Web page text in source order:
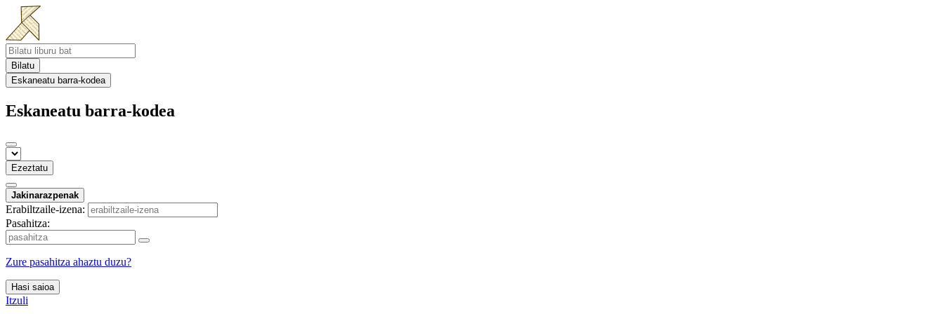
Bilatu
Eskaneatu barra-kodea
Eskaneatu barra-kodea
Ezeztatu
Jakinarazpenak
Erabiltzaile-izena:
Pasahitza:
Zure pasahitza ahaztu duzu?
Hasi saioa
Itzuli